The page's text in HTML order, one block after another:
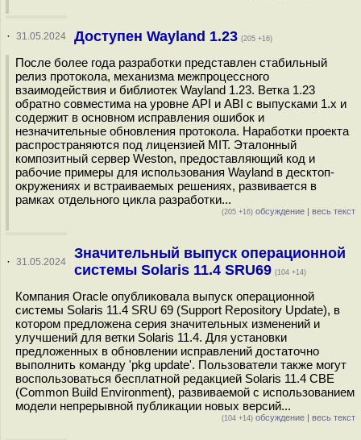
· 31.05.2024 Доступен Wayland 1.23 (205 +16)
После более года разработки представлен стабильный
релиз протокола, механизма межпроцессного
взаимодействия и библиотек Wayland 1.23. Ветка 1.23
обратно совместима на уровне API и ABI с выпусками 1.x и
содержит в основном исправления ошибок и
незначительные обновления протокола. Наработки проекта
распространяются под лицензией MIT. Эталонный
композитный сервер Weston, предоставляющий код и
рабочие примеры для использования Wayland в десктоп-
окружениях и встраиваемых решениях, развивается в
рамках отдельного цикла разработки...
(205 +16) обсуждение | весь текст
· 31.05.2024
Значительный выпуск операционной
системы Solaris 11.4 SRU69 (104 +14)
Компания Oracle опубликовала выпуск операционной
системы Solaris 11.4 SRU 69 (Support Repository Update), в
котором предложена серия значительных изменений и
улучшений для ветки Solaris 11.4. Для установки
предложенных в обновлении исправлений достаточно
выполнить команду 'pkg update'. Пользователи также могут
воспользоваться бесплатной редакцией Solaris 11.4 CBE
(Common Build Environment), развиваемой с использованием
модели непрерывной публикации новых версий...
(104 +14) обсуждение | весь текст